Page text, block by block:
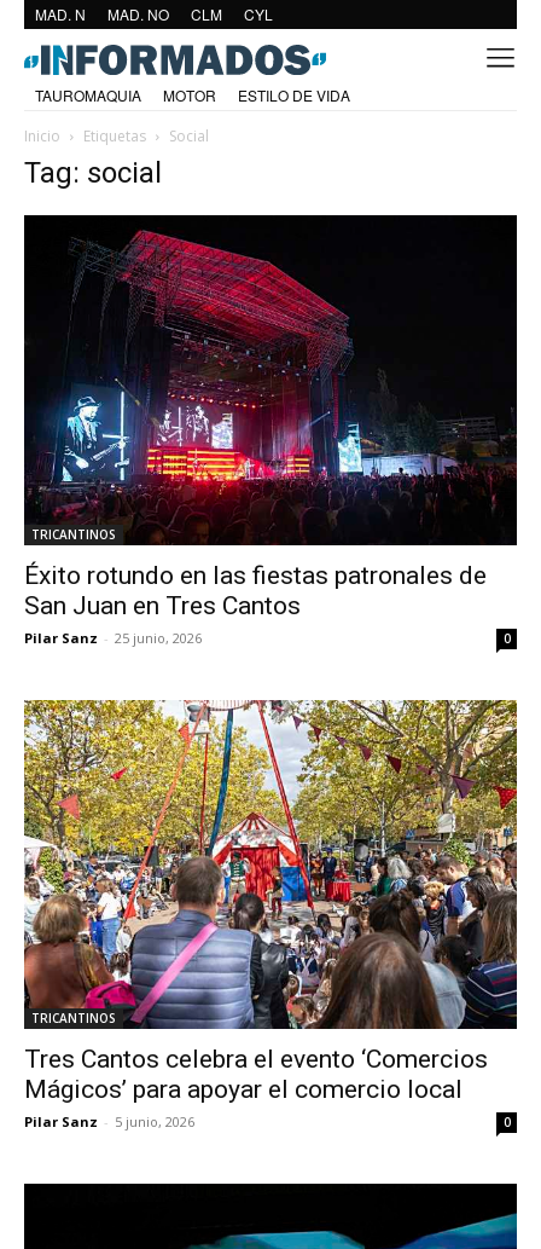
MAD. N MAD. NO CLM CYL
TAUROMAQUIA MOTOR
ESTILO DE VIDA
Inicio
Etiquetas Social
Tag: social
TRICANTINOS
Éxito rotundo en las fiestas patronales de
San Juan en Tres Cantos
Pilar Sanz - 25 junio, 2026 0
TRICANTINOS
Tres Cantos celebra el evento ‘Comercios
Mágicos’ para apoyar el comercio local
Pilar Sanz - 5 junio, 2026 0